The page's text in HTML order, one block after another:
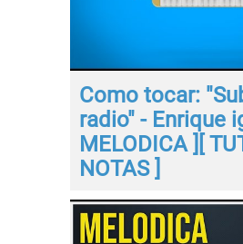
Como tocar:
radio" - Enrique
MELODICA ][
NOTAS ]